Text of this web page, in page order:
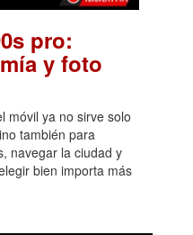
pro:
y foto
móvil ya no sirve solo
también para
navegar la ciudad y
bien importa más